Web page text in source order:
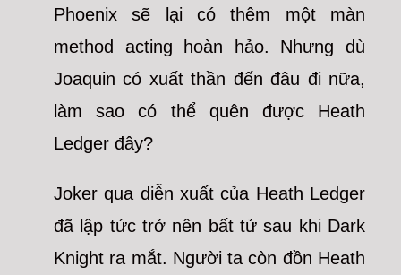
Phoenix sẽ lại có thêm một màn
method acting hoàn hảo. Nhưng dù
Joaquin có xuất thần đến đâu đi nữa,
làm sao có thể quên được Heath
Ledger đây?
Joker qua diễn xuất của Heath Ledger
đã lập tức trở nên bất tử sau khi Dark
Knight ra mắt. Người ta còn đồn Heath